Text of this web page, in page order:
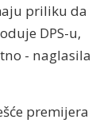
priliku da
DPS-u,
- naglasila
premijera